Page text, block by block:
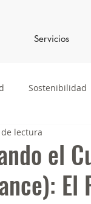
Servicios
Sostenibilidad
el
El
lectura